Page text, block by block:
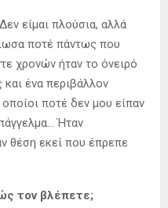
είμαι πλούσια, αλλά
ποτέ πάντως που
χρονών ήταν το όνειρό
και ένα περιβάλλον
ποτέ δεν μου είπαν
Ήταν
θέση εκεί που έπρεπε
τον βλέπετε;